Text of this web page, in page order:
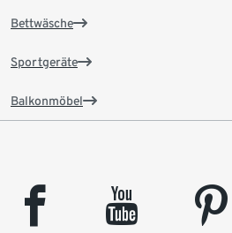
Bettwäsche
Sportgeräte
Balkonmöbel
facebook youtube pinterest